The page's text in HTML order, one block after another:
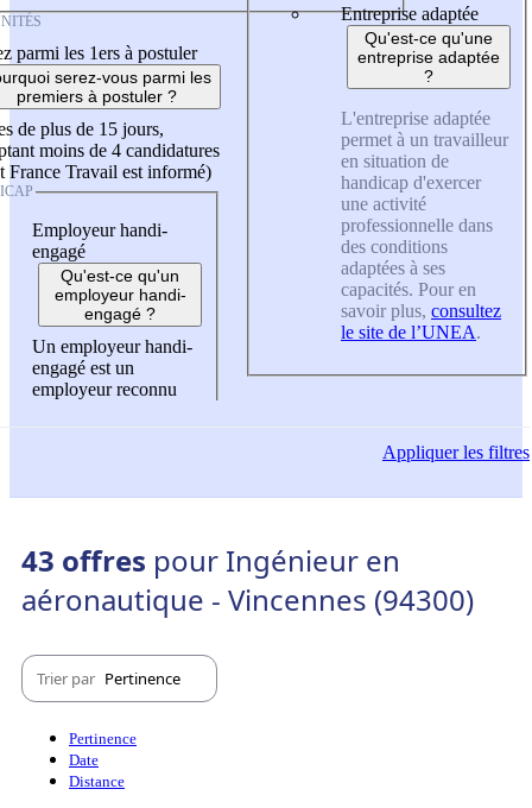
parmi les 1ers à postuler
serez-vous parmi les
premiers à postuler ?
de plus de 15 jours,
moins de 4 candidatures
France Travail est informé)
Employeur handi-
engagé
Qu'est-ce qu'un
employeur handi-
engagé ?
Un employeur handi-
engagé est un
employeur reconnu
Entreprise adaptée
Qu'est-ce qu'une
entreprise adaptée
?
L'entreprise adaptée
permet à un travailleur
en situation de
handicap d'exercer
une activité
professionnelle dans
des conditions
adaptées à ses
capacités. Pour en
savoir plus, consultez
le site de l’UNEA.
Appliquerles filtres
43 offres pour Ingénieur en
aéronautique - Vincennes (94300)
Trier par Pertinence
Pertinence
Date
Distance